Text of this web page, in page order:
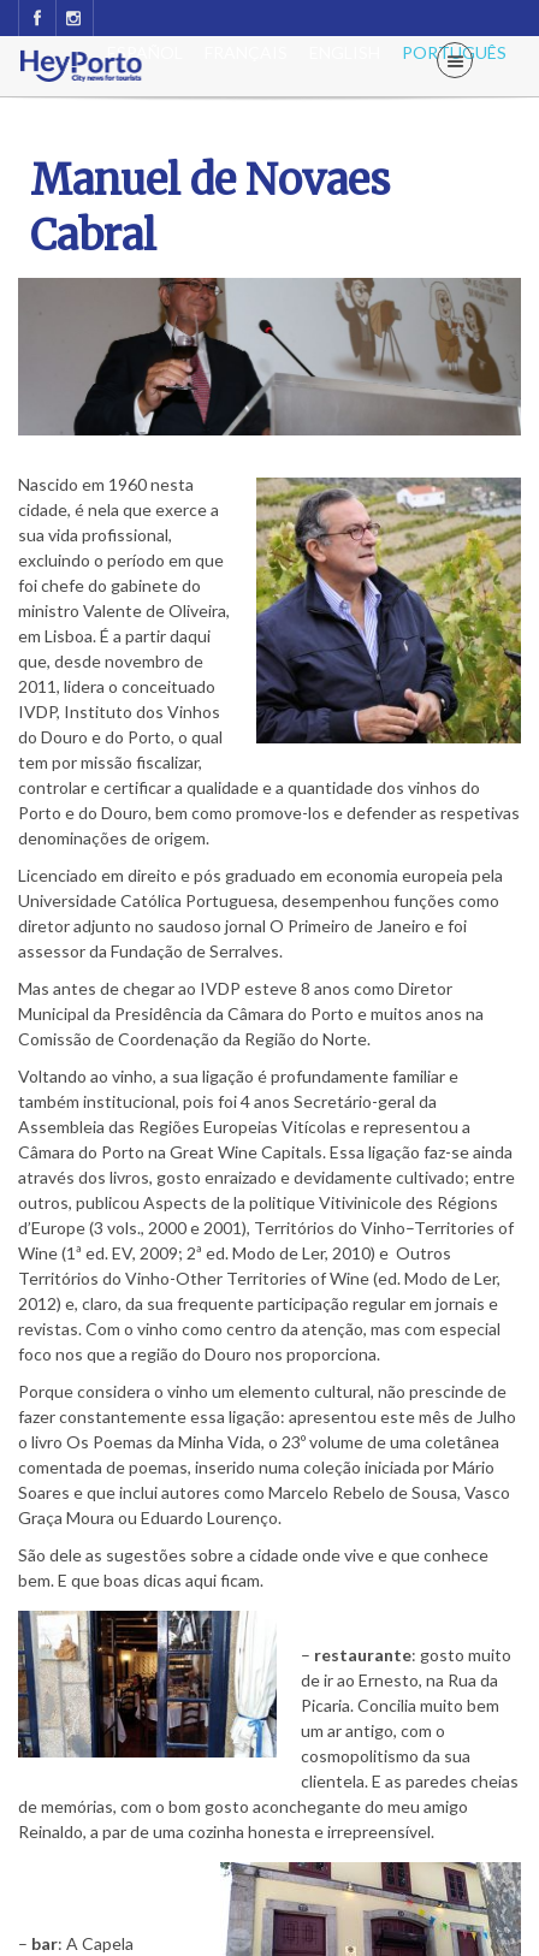
PORTUGUÊS
ESPAÑOL
Manuel de Novaes
Cabral
Nascido em 1960 nesta
cidade, é nela que exerce a
sua vida profissional,
excluindo o período em que
foi chefe do gabinete do
ministro Valente de Oliveira,
em Lisboa. É a partir daqui
que, desde novembro de
2011, lidera o conceituado
IVDP, Instituto dos Vinhos
do Douro e do Porto, o qual
tem por missão fiscalizar,
controlar e certificar a qualidade e a quantidade dos vinhos do
Porto e do Douro, bem como promove-los e defender as respetivas
denominações de origem.
Licenciado em direito e pós graduado em economia europeia pela
Universidade Católica Portuguesa, desempenhou funções como
diretor adjunto no saudoso jornal O Primeiro de Janeiro e foi
assessor da Fundação de Serralves.
Mas antes de chegar ao IVDP esteve 8 anos como Diretor
Municipal da Presidência da Câmara do Porto e muitos anos na
Comissão de Coordenação da Região do Norte.
Voltando ao vinho, a sua ligação é profundamente familiar e
também institucional, pois foi 4 anos Secretário-geral da
Assembleia das Regiões Europeias Vitícolas e representou a
Câmara do Porto na Great Wine Capitals. Essa ligação faz-se ainda
através dos livros, gosto enraizado e devidamente cultivado; entre
outros, publicou Aspects de la politique Vitivinicole des Régions
d’Europe (3 vols., 2000 e 2001), Territórios do Vinho–Territories of
Wine (1ª ed. EV, 2009; 2ª ed. Modo de Ler, 2010) e Outros
Territórios do Vinho-Other Territories of Wine (ed. Modo de Ler,
2012) e, claro, da sua frequente participação regular em jornais e
revistas. Com o vinho como centro da atenção, mas com especial
foco nos que a região do Douro nos proporciona.
Porque considera o vinho um elemento cultural, não prescinde de
fazer constantemente essa ligação: apresentou este mês de Julho
o livro Os Poemas da Minha Vida, o 23º volume de uma coletânea
comentada de poemas, inserido numa coleção iniciada por Mário
Soares e que inclui autores como Marcelo Rebelo de Sousa, Vasco
Graça Moura ou Eduardo Lourenço.
São dele as sugestões sobre a cidade onde vive e que conhece
bem. E que boas dicas aqui ficam.
– restaurante: gosto muito
de ir ao Ernesto, na Rua da
Picaria. Concilia muito bem
um ar antigo, com o
cosmopolitismo da sua
clientela. E as paredes cheias
de memórias, com o bom gosto aconchegante do meu amigo
Reinaldo, a par de uma cozinha honesta e irrepreensível.
– bar: A Capela